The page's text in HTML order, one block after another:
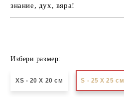
знание, дух, вяра!
Избери размер:
XS - 20 X 20 см S - 25 X 25 см